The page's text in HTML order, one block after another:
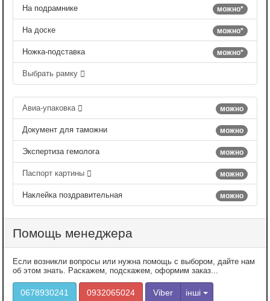
можно*
На подрамнике
можно*
На доске
можно*
Ножка-подставка
Выбрать рамку
можно
Авиа-упаковка
можно
Документ для таможни
можно
Экспертиза гемолога
можно
Паспорт картины
можно
Наклейка поздравительная
Помощь менеджера
Если возникли вопросы или нужна помощь с выбором, дайте нам
об этом знать. Раскажем, подскажем, оформим заказ...
0678930241 0932065024 Viber інші